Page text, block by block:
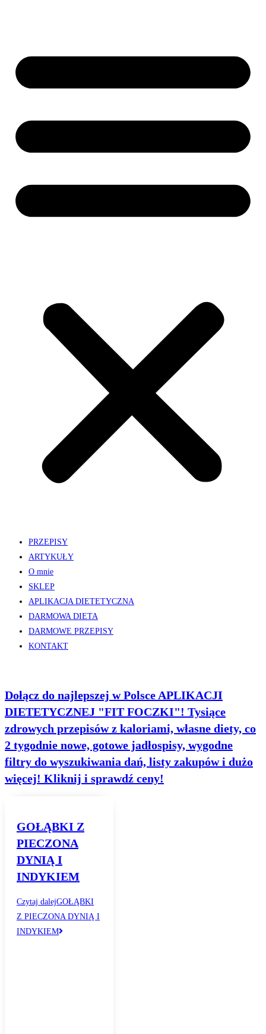
PRZEPISY
ARTYKUŁY
O mnie
SKLEP
APLIKACJA DIETETYCZNA
DARMOWA DIETA
DARMOWE PRZEPISY
KONTAKT
Dołącz do najlepszej w Polsce APLIKACJI
DIETETYCZNEJ "FIT FOCZKI"! Tysiące
zdrowych przepisów z kaloriami, własne diety, co
2 tygodnie nowe, gotowe jadłospisy, wygodne
filtry do wyszukiwania dań, listy zakupów i dużo
więcej! Kliknij i sprawdź ceny!
GOŁĄBKI Z
PIECZONA
DYNIĄ I
INDYKIEM
Czytaj dalejGOŁĄBKI
Z PIECZONA DYNIĄ I
INDYKIEM